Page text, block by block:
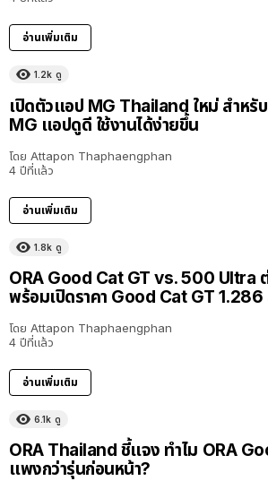
อ่านเพิ่มเติม
1.2k ดู
เปิดตัวแอป MG Thailand ใหม่ สำหรั
MG แอปดูดี ใช้งานได้ง่ายขึ้น
โดย Attapon Thaphaengphan
4 ปีที่แล้ว
อ่านเพิ่มเติม
1.8k ดู
ORA Good Cat GT vs. 500 Ultra
พร้อมเปิดราคา Good Cat GT 1.286
โดย Attapon Thaphaengphan
4 ปีที่แล้ว
อ่านเพิ่มเติม
6.1k ดู
ORA Thailand ชี้แจง ทำไม ORA
แพงกว่ารุ่นก่อนหน้า?